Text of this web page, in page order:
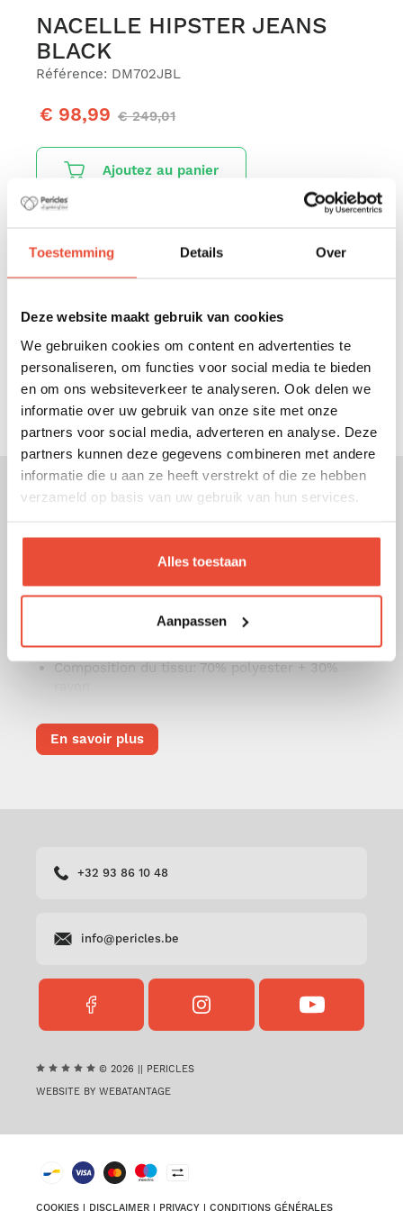
Toestemming Details Over
Deze website maakt gebruik van cookies
We gebruiken cookies om content en advertenties te
personaliseren, om functies voor social media te bieden
en om ons websiteverkeer te analyseren. Ook delen we
informatie over uw gebruik van onze site met onze
partners voor social media, adverteren en analyse. Deze
partners kunnen deze gegevens combineren met andere
informatie die u aan ze heeft verstrekt of die ze hebben
verzameld op basis van uw gebruik van hun services.
Alles toestaan
Aanpassen
NACELLE HIPSTER JEANS
BLACK
Référence: DM702JBL
€ 98,99 € 249,01
Ajoutez au panier
Livraison offerte dès € 79,- d'achat
Protection des données personnelles
Paiement sécurisé
Enlèvement gratuit dans notre entrepôt
Hauteur: 24 cm
Composition du tissu: 70% polyester + 30%
En savoir plus
+32 93 86 10 48
info@pericles.be
FACEBOOK
PERICLES
INSTAGRAM
PERICLES
YOUTUBE
PERICLES
© 2026 || PERICLES
WEBSITE BY WEBATANTAGE
COOKIES DISCLAIMER PRIVACY CONDITIONS GÉNÉRALES